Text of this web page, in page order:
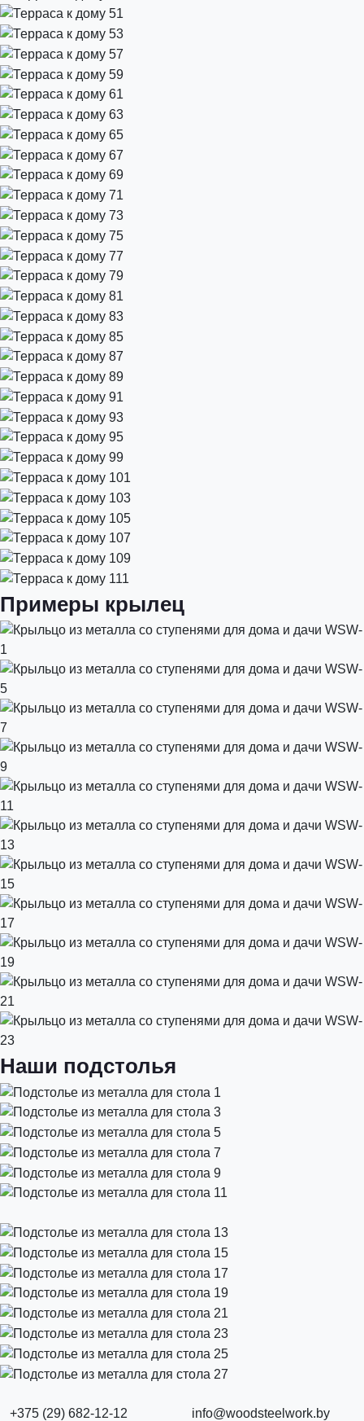
Примеры крылец
Наши подстолья
+375 (29) 682-12-12
info@woodsteelwork.by